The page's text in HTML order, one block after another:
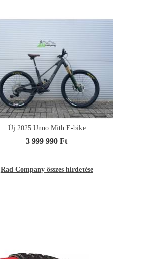
Új 2025 Unno Mith E-bike
3 999 990 Ft
Rad Company összes hirdetése